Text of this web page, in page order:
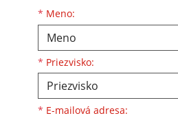
* Meno:
Meno
* Priezvisko:
Priezvisko
* E-mailová adresa:
E-mailová adresa